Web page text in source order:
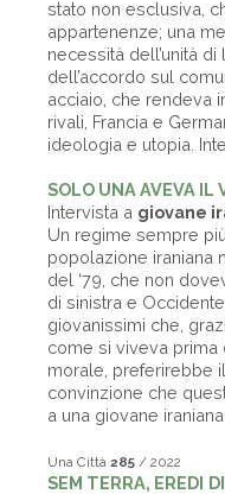
stato non esclusiva,
appartenenze; una
necessità dell’unità
dell’accordo sul
acciaio, che rendeva
rivali, Francia e
ideologia e utopia.
SOLO UNA AVEVA IL
Intervista a giovane
Un regime sempre
popolazione iraniana
del ‘79, che non
di sinistra e
giovanissimi che,
come si viveva prima
morale, preferirebbe
convinzione che
a una giovane
Una Città 285 / 2022
SEM TERRA, EREDI